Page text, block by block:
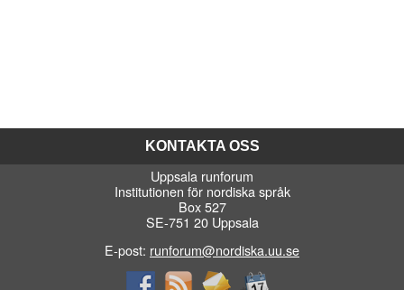
KONTAKTA OSS
Uppsala runforum
Institutionen för nordiska språk
Box 527
SE-751 20 Uppsala
E-post: runforum@nordiska.uu.se